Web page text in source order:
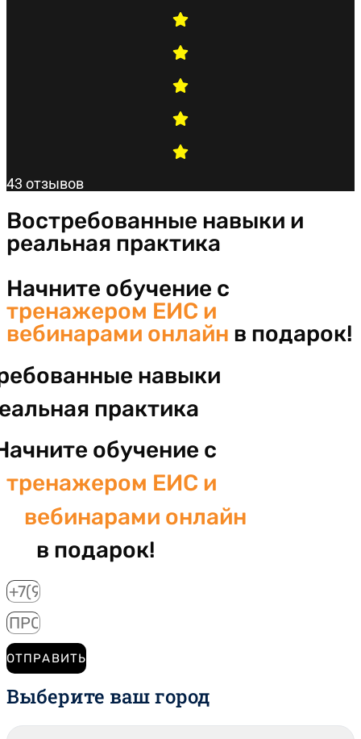
43 отзывов
Востребованные навыки и
реальная практика
Начните обучение с
тренажером ЕИС и
вебинарами онлайн в подарок!
навыки
практика
обучение с
тренажером ЕИС и
вебинарами онлайн
в подарок!
ОТПРАВИТЬ
Выберите ваш город